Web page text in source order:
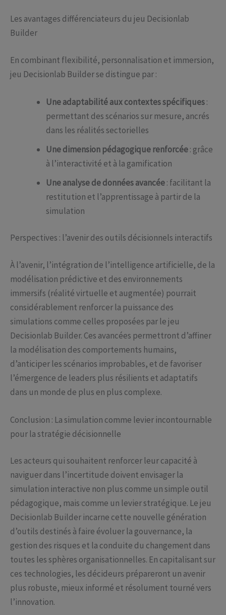
Les avantages différenciateurs du jeu Decisionlab
Builder
En combinant flexibilité, personnalisation et immersion,
jeu Decisionlab Builder se distingue par :
Une adaptabilité aux contextes spécifiques:
permettant des scénarios sur mesure, ancrés
dans les réalités sectorielles
Une dimension pédagogique renforcée: grâce
à l’interactivité et à la gamification
Une analyse de données avancée: facilitant la
restitution et l’apprentissage à partir de la
simulation
Perspectives : l’avenir des outils décisionnels interactifs
À l’avenir, l’intégration de l’intelligence artificielle, de la
modélisation prédictive et des environnements
immersifs (réalité virtuelle et augmentée) pourrait
considérablement renforcer la puissance des
simulations comme celles proposées par le jeu
Decisionlab Builder. Ces avancées permettront d’affiner
la modélisation des comportements humains,
d’anticiper les scénarios improbables, et de favoriser
l’émergence de leaders plus résilients et adaptatifs
dans un monde de plus en plus complexe.
Conclusion : La simulation comme levier incontournable
pour la stratégie décisionnelle
Les acteurs qui souhaitent renforcer leur capacité à
naviguer dans l’incertitude doivent envisager la
simulation interactive non plus comme un simple outil
pédagogique, mais comme un levier stratégique. Le jeu
Decisionlab Builder incarne cette nouvelle génération
d’outils destinés à faire évoluer la gouvernance, la
gestion des risques et la conduite du changement dans
toutes les sphères organisationnelles. En capitalisant sur
ces technologies, les décideurs prépareront un avenir
plus robuste, mieux informé et résolument tourné vers
l’innovation.